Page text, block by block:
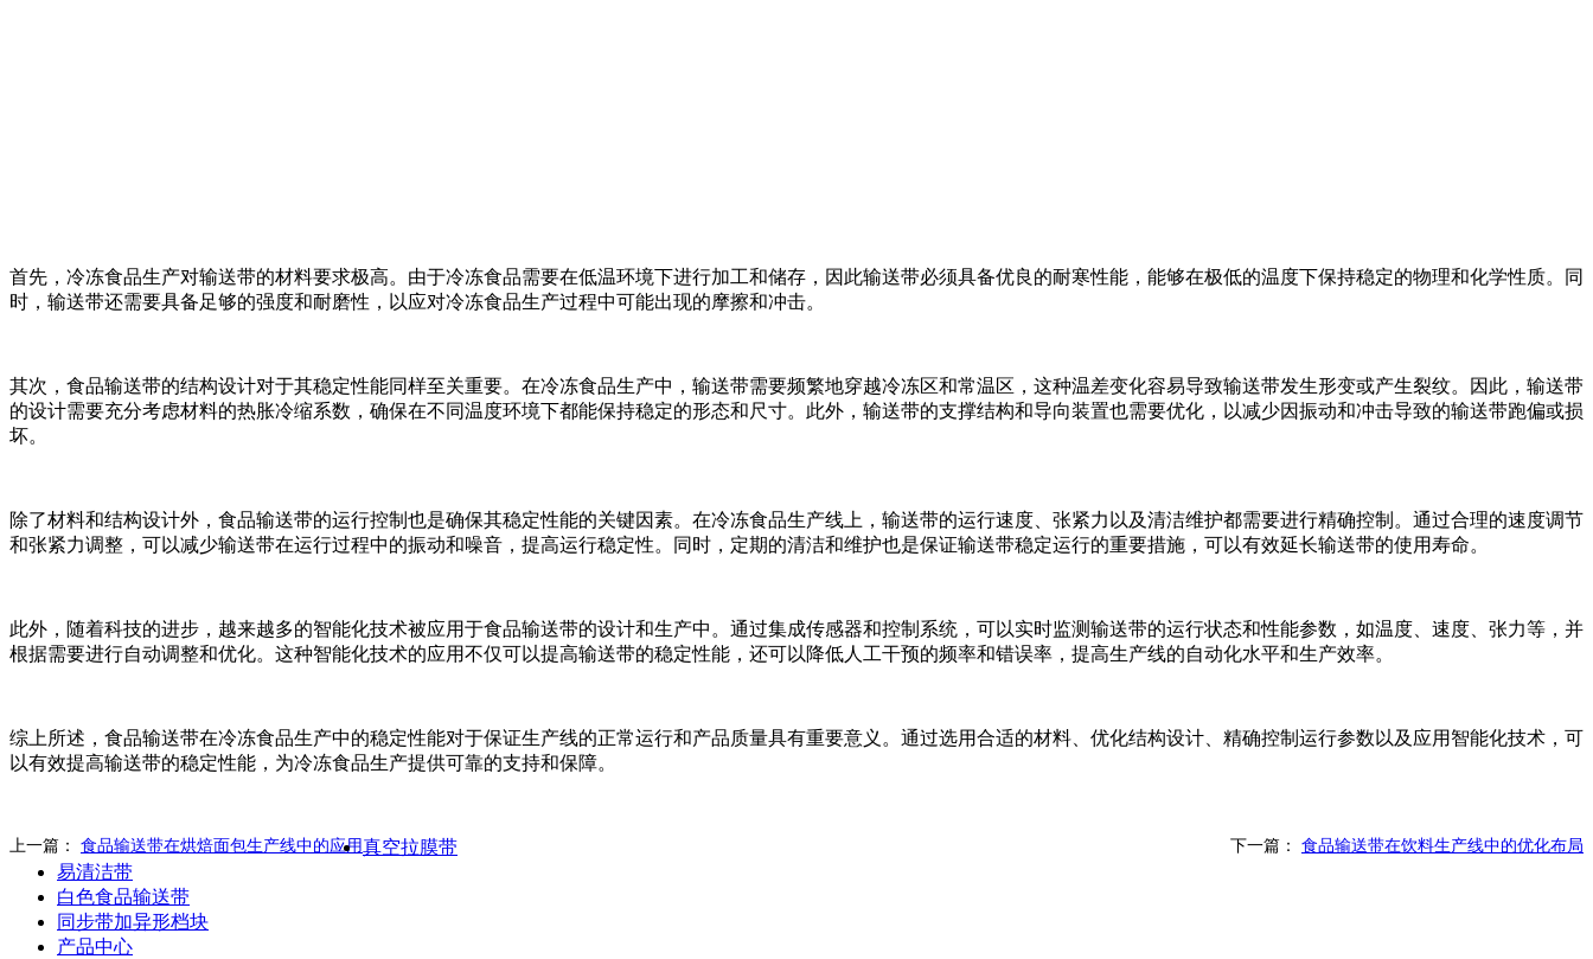
首先，冷冻食品生产对输送带的材料要求极高。由于冷冻食品需要在低温环境下进行加工和储存，因此输送带必须具备优良的耐寒性能，能够在极低的温度下保持稳定的物理和化学性质。同
时，输送带还需要具备足够的强度和耐磨性，以应对冷冻食品生产过程中可能出现的摩擦和冲击。
其次，食品输送带的结构设计对于其稳定性能同样至关重要。在冷冻食品生产中，输送带需要频繁地穿越冷冻区和常温区，这种温差变化容易导致输送带发生形变或产生裂纹。因此，输送带
的设计需要充分考虑材料的热胀冷缩系数，确保在不同温度环境下都能保持稳定的形态和尺寸。此外，输送带的支撑结构和导向装置也需要优化，以减少因振动和冲击导致的输送带跑偏或损
坏。
除了材料和结构设计外，食品输送带的运行控制也是确保其稳定性能的关键因素。在冷冻食品生产线上，输送带的运行速度、张紧力以及清洁维护都需要进行精确控制。通过合理的速度调节
和张紧力调整，可以减少输送带在运行过程中的振动和噪音，提高运行稳定性。同时，定期的清洁和维护也是保证输送带稳定运行的重要措施，可以有效延长输送带的使用寿命。
此外，随着科技的进步，越来越多的智能化技术被应用于食品输送带的设计和生产中。通过集成传感器和控制系统，可以实时监测输送带的运行状态和性能参数，如温度、速度、张力等，并
根据需要进行自动调整和优化。这种智能化技术的应用不仅可以提高输送带的稳定性能，还可以降低人工干预的频率和错误率，提高生产线的自动化水平和生产效率。
综上所述，食品输送带在冷冻食品生产中的稳定性能对于保证生产线的正常运行和产品质量具有重要意义。通过选用合适的材料、优化结构设计、精确控制运行参数以及应用智能化技术，可
以有效提高输送带的稳定性能，为冷冻食品生产提供可靠的支持和保障。
上一篇： 食品输送带在烘焙面包生产线中的应用 下一篇： 食品输送带在饮料生产线中的优化布局
真空拉膜带
易清洁带
白色食品输送带
同步带加异形档块
产品中心